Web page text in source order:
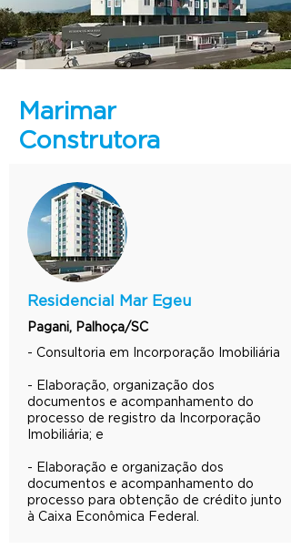
Marimar
Construtora
Residencial Mar Egeu
Pagani, Palhoça/SC
- Consultoria em Incorporação Imobiliária
- Elaboração, organização dos
documentos e acompanhamento do
processo de registro da Incorporação
Imobiliária; e
- Elaboração e organização dos
documentos e acompanhamento do
processo para obtenção de crédito junto
à Caixa Econômica Federal.